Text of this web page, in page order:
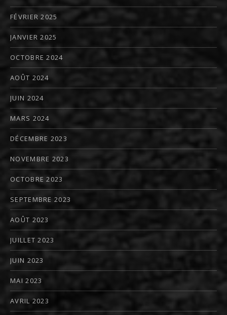
FÉVRIER 2025
JANVIER 2025
OCTOBRE 2024
AOÛT 2024
JUIN 2024
MARS 2024
DÉCEMBRE 2023
NOVEMBRE 2023
OCTOBRE 2023
SEPTEMBRE 2023
AOÛT 2023
JUILLET 2023
JUIN 2023
MAI 2023
AVRIL 2023